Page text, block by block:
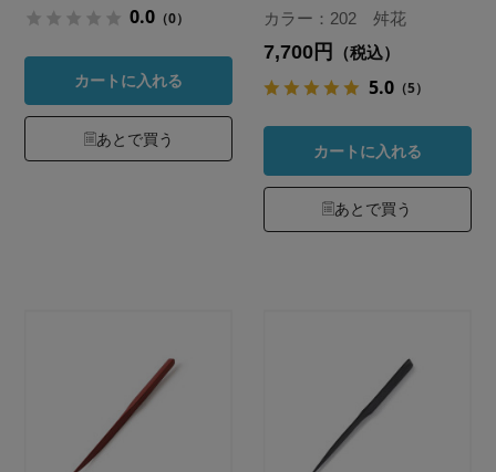
0.0 （0）
カートに入れる
あとで買う
カラー：202 舛花
7,700円 （税込）
5.0 （5）
カートに入れる
あとで買う